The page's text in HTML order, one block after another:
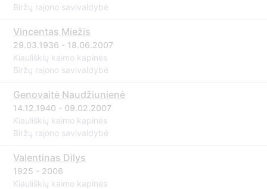
Biržų rajono savivaldybė
Vincentas Miežis
29.03.1936 - 18.06.2007
Kiauliškių kaimo kapinės
Biržų rajono savivaldybė
Genovaitė Naudžiunienė
14.12.1940 - 09.02.2007
Kiauliškių kaimo kapinės
Biržų rajono savivaldybė
Valentinas Dilys
1925 - 2006
Kiauliškių kaimo kapinės